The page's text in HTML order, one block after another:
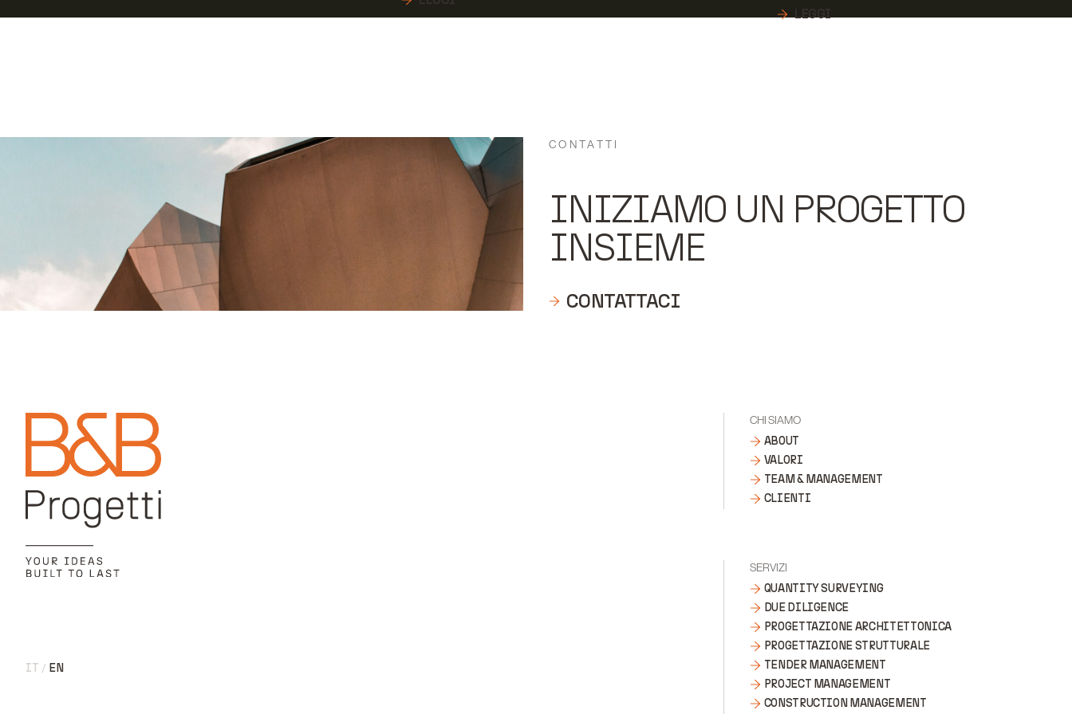
LEGGI
CONTATTI
INIZIAMO UN PROGETTO
INSIEME
CONTATTACI
IT EN
CHI SIAMO
ABOUT
VALORI
TEAM & MANAGEMENT
CLIENTI
SERVIZI
QUANTITY SURVEYING
DUE DILIGENCE
PROGETTAZIONE ARCHITETTONICA
PROGETTAZIONE STRUTTURALE
TENDER MANAGEMENT
PROJECT MANAGEMENT
CONSTRUCTION MANAGEMENT